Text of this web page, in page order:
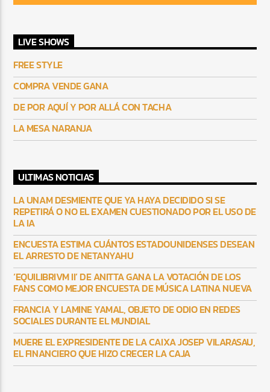
LIVE SHOWS
FREE STYLE
COMPRA VENDE GANA
DE POR AQUÍ Y POR ALLÁ CON TACHA
LA MESA NARANJA
ULTIMAS NOTICIAS
LA UNAM DESMIENTE QUE YA HAYA DECIDIDO SI SE
REPETIRÁ O NO EL EXAMEN CUESTIONADO POR EL USO DE
LA IA
ENCUESTA ESTIMA CUÁNTOS ESTADOUNIDENSES DESEAN
EL ARRESTO DE NETANYAHU
‘EQUILIBRIVM II’ DE ANITTA GANA LA VOTACIÓN DE LOS
FANS COMO MEJOR ENCUESTA DE MÚSICA LATINA NUEVA
FRANCIA Y LAMINE YAMAL, OBJETO DE ODIO EN REDES
SOCIALES DURANTE EL MUNDIAL
MUERE EL EXPRESIDENTE DE LA CAIXA JOSEP VILARASAU,
EL FINANCIERO QUE HIZO CRECER LA CAJA